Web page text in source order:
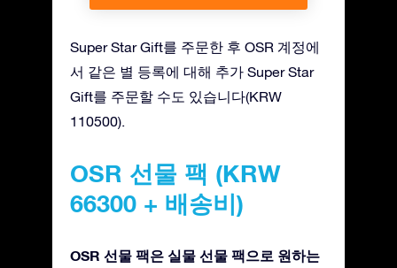
Super Star Gift를 주문한 후 OSR 계정에
서 같은 별 등록에 대해 추가 Super Star
Gift를 주문할 수도 있습니다(KRW
110500).
OSR 선물 팩 (KRW
66300 + 배송비)
OSR 선물 팩은 실물 선물 팩으로 원하는